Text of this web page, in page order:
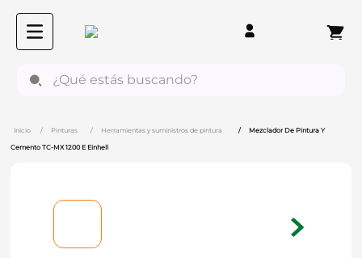
Pinturas Herramientas y suministros de pintura Mezclador De Pintura Y
Cemento TC-MX 1200 E Einhell